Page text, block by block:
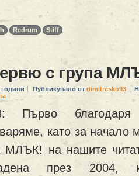
Redrum Stiff
с група
Публикувано от dimitresko93
Първо
като за начало
МЛЪК! на нашите
през 2004,